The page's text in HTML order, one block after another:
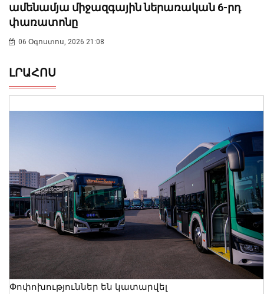
ամենամյա միջազգային ներառական 6-րդ
փառատոնը
06 Օգոստոս, 2026 21:08
ԼՐԱՀՈՍ
Փոփոխություններ են կատարվել